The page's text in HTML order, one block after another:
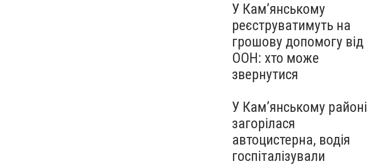
У Кам’янському
реєструватимуть на
грошову допомогу від
ООН: хто може
звернутися
У Кам’янському районі
загорілася
автоцистерна, водія
госпіталізували